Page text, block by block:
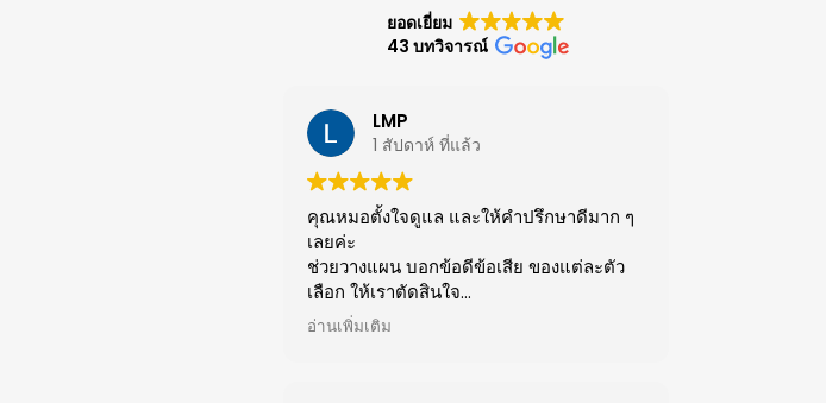
ยอดเยี่ยม
43 บทวิจารณ์
LMP
1 สัปดาห์ ที่แล้ว
คุณหมอตั้งใจดูแล และให้คำปรึกษาดีมาก ๆ
เลยค่ะ
ช่วยวางแผน บอกข้อดีข้อเสีย ของแต่ละตัว
เลือก ให้เราตัดสินใจ
อ่านเพิ่มเติม